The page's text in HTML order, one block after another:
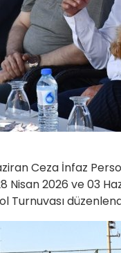
Ceza İnfaz
Nisan 2026 ve 03
Turnuvası